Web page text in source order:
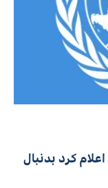
کرد بدنبال